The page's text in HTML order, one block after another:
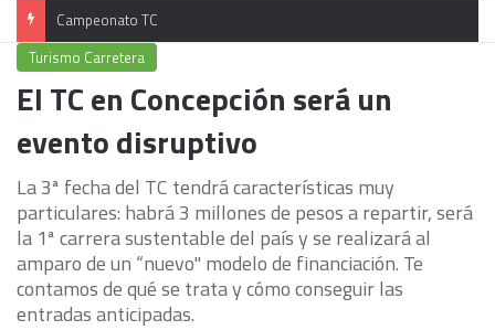
Campeonato TC
Turismo Carretera
El TC en Concepción será un
evento disruptivo
La 3ª fecha del TC tendrá características muy
particulares: habrá 3 millones de pesos a repartir, será
la 1ª carrera sustentable del país y se realizará al
amparo de un “nuevo" modelo de financiación. Te
contamos de qué se trata y cómo conseguir las
entradas anticipadas.